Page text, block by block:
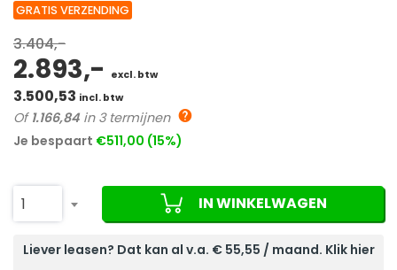
GRATIS VERZENDING
3.404,-
2.893,- excl. btw
3.500,53 incl. btw
Of 1.166,84 in 3 termijnen
Je bespaart €511,00 (15%)
1 IN WINKELWAGEN
Liever leasen? Dat kan al v.a. € 55,55 / maand. Klik hier